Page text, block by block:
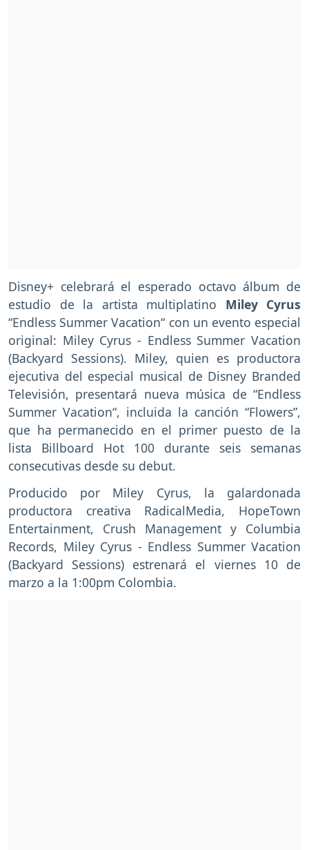
Disney+ celebrará el esperado octavo álbum de
estudio de la artista multiplatino Miley Cyrus
“Endless Summer Vacation“ con un evento especial
original: Miley Cyrus - Endless Summer Vacation
(Backyard Sessions). Miley, quien es productora
ejecutiva del especial musical de Disney Branded
Televisión, presentará nueva música de “Endless
Summer Vacation“, incluida la canción “Flowers”,
que ha permanecido en el primer puesto de la
lista Billboard Hot 100 durante seis semanas
consecutivas desde su debut.
Producido por Miley Cyrus, la galardonada
productora creativa RadicalMedia, HopeTown
Entertainment, Crush Management y Columbia
Records, Miley Cyrus - Endless Summer Vacation
(Backyard Sessions) estrenará el viernes 10 de
marzo a la 1:00pm Colombia.